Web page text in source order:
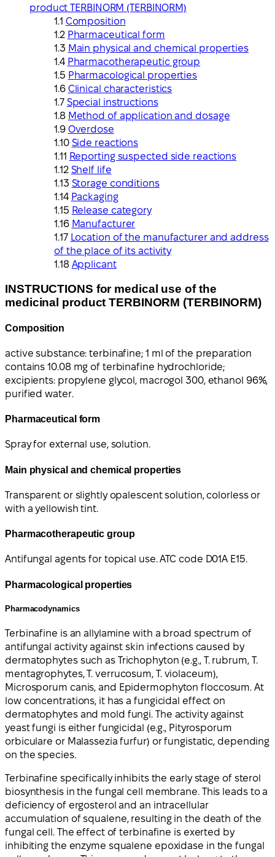
product TERBINORM (TERBINORM)
Composition
Pharmaceutical form
Main physical and chemical properties
Pharmacotherapeutic group
Pharmacological properties
Clinical characteristics
Special instructions
Method of application and dosage
Overdose
Side reactions
Reporting suspected side reactions
Shelf life
Storage conditions
Packaging
Release category
Manufacturer
Location of the manufacturer and address
of the place of its activity
Applicant
INSTRUCTIONS for medical use of the
medicinal product TERBINORM (TERBINORM)
Composition
active substance: terbinafine; 1 ml of the preparation
contains 10.08 mg of terbinafine hydrochloride;
excipients: propylene glycol, macrogol 300, ethanol 96%,
purified water.
Pharmaceutical form
Spray for external use, solution.
Main physical and chemical properties
Transparent or slightly opalescent solution, colorless or
with a yellowish tint.
Pharmacotherapeutic group
Antifungal agents for topical use. ATC code D01A E15.
Pharmacological properties
Pharmacodynamics
Terbinafine is an allylamine with a broad spectrum of
antifungal activity against skin infections caused by
dermatophytes such as Trichophyton (e.g., T. rubrum, T.
mentagrophytes, T. verrucosum, T. violaceum),
Microsporum canis, and Epidermophyton floccosum. At
low concentrations, it has a fungicidal effect on
dermatophytes and mold fungi. The activity against
yeast fungi is either fungicidal (e.g., Pityrosporum
orbiculare or Malassezia furfur) or fungistatic, depending
on the species.
Terbinafine specifically inhibits the early stage of sterol
biosynthesis in the fungal cell membrane. This leads to a
deficiency of ergosterol and an intracellular
accumulation of squalene, resulting in the death of the
fungal cell. The effect of terbinafine is exerted by
inhibiting the enzyme squalene epoxidase in the fungal